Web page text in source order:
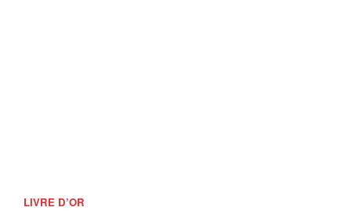
LIVRE D’OR